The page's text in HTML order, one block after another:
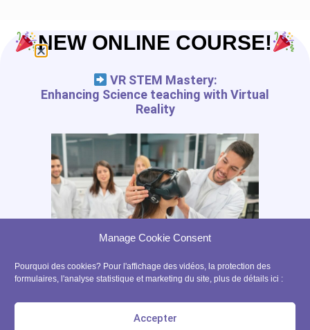
Manage Cookie Consent
Pourquoi des cookies? Pour l'affichage des vidéos, la protection des
formulaires, l'analyse statistique et marketing du site, plus de détails ici :
Accepter
NEW ONLINE COURSE!
VR STEM Mastery:
Enhancing Science teaching with Virtual
Reality